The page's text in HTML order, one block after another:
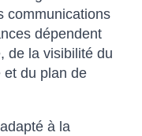
communications
dépendent
de la visibilité du
et du plan de
à la